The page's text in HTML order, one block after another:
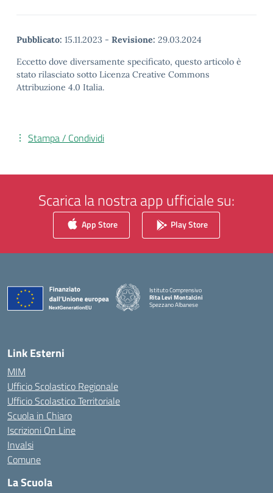
Pubblicato: 15.11.2023 - Revisione: 29.03.2024
Eccetto dove diversamente specificato, questo articolo è
stato rilasciato sotto Licenza Creative Commons
Attribuzione 4.0 Italia.
Stampa / Condividi
Scarica la nostra app ufficiale su:
App Store Play Store
Istituto Comprensivo
Rita Levi Montalcini
Spezzano Albanese
— Visita la pagina iniziale della scuola
Link Esterni
MIM
Ufficio Scolastico Regionale
Ufficio Scolastico Territoriale
Scuola in Chiaro
Iscrizioni On Line
Invalsi
Comune
La Scuola